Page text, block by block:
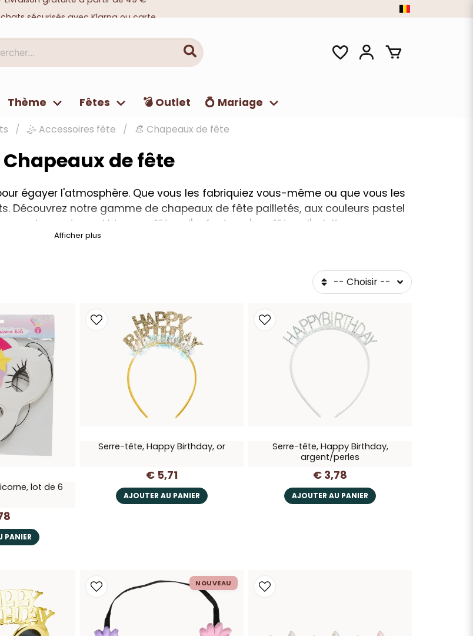
Achats sécurisés avec Klarna ou carte
Thème Fêtes 💣 Outlet 💍 Mariage
🤹 Accessoires fête 👒 Chapeaux de fête
Chapeaux de fête
égayer l'atmosphère. Que vous les fabriquiez vous-même ou que vous les
Découvrez notre gamme de chapeaux de fête pailletés, aux couleurs pastel
conviennent aussi bien aux fêtes d'enfants qu'aux fêtes d'adultes.
Afficher plus
-- Choisir --
lot de 6
PANIER
Serre-tête, Happy Birthday, or
€ 5,71
AJOUTER AU PANIER
Serre-tête, Happy Birthday,
argent/perles
€ 3,78
AJOUTER AU PANIER
NOUVEAU